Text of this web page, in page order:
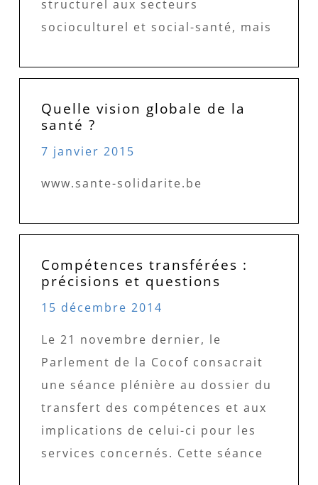
structurel aux secteurs
socioculturel et social-santé, mais
Quelle vision globale de la
santé ?
7 janvier 2015
www.sante-solidarite.be
Compétences transférées :
précisions et questions
15 décembre 2014
Le 21 novembre dernier, le
Parlement de la Cocof consacrait
une séance plénière au dossier du
transfert des compétences et aux
implications de celui-ci pour les
services concernés. Cette séance